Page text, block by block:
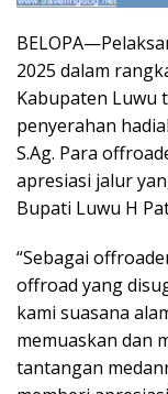
2025 dalam
Kabupaten Luwu
penyerahan
S.Ag. Para
apresiasi jalur
Bupati Luwu H
“Sebagai
offroad yang
kami suasana
memuaskan dan
tantangan